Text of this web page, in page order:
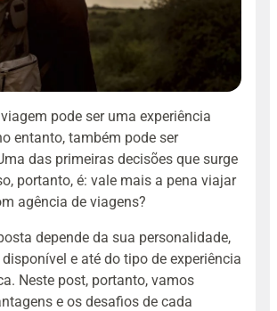
pode ser uma experiência
entanto, também pode ser
das primeiras decisões que surge
portanto, é: vale mais a pena viajar
agência de viagens?
depende da sua personalidade,
e até do tipo de experiência
Neste post, portanto, vamos
e os desafios de cada